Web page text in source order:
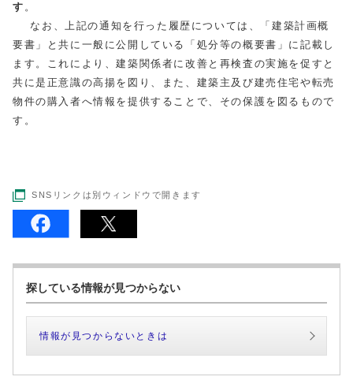
す 。
なお、上記の通知を行った履歴については、「建築計画概
要書」と共に一般に公開している「処分等の概要書」に記載し
ます。これにより、建築関係者に改善と再検査の実施を促すと
共に是正意識の高揚を図り、また、建築主及び建売住宅や転売
物件の購入者へ情報を提供することで、その保護を図るもので
す。
SNSリンクは別ウィンドウで開きます
探している情報が見つからない
情報が見つからないときは